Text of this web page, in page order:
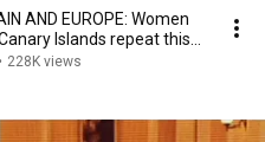
AND EUROPE: Women
Islands repeat this
• 228K views